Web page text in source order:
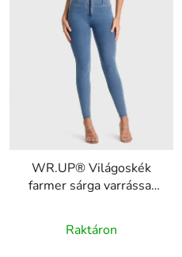
WR.UP® Világoskék
farmer sárga varrással
WRUP1HC002ORG,
J4Y
Raktáron